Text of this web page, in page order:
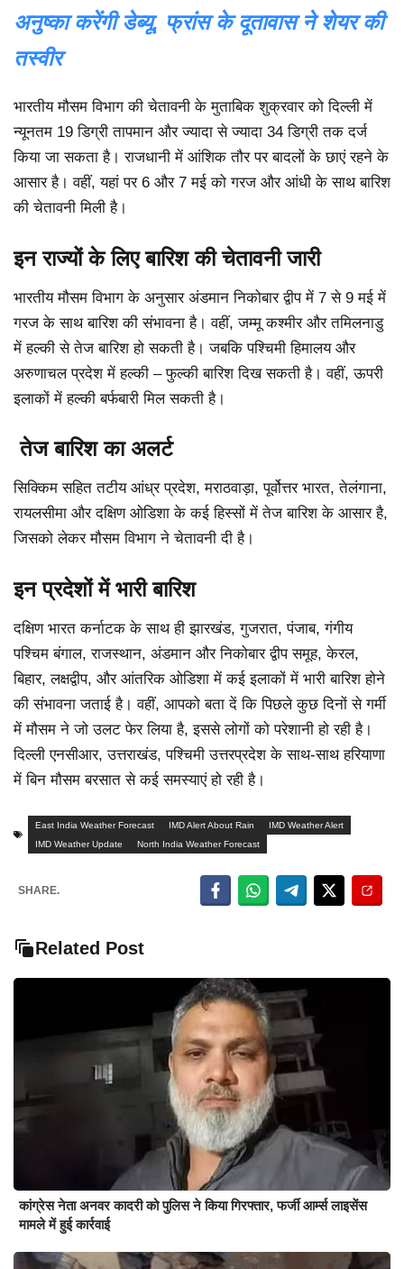
अनुष्का करेंगी डेब्यू, फ्रांस के दूतावास ने शेयर की
तस्वीर
भारतीय मौसम विभाग की चेतावनी के मुताबिक शुक्रवार को दिल्ली में
न्यूनतम 19 डिग्री तापमान और ज्यादा से ज्यादा 34 डिग्री तक दर्ज
किया जा सकता है। राजधानी में आंशिक तौर पर बादलों के छाएं रहने के
आसार है। वहीं, यहां पर 6 और 7 मई को गरज और आंधी के साथ बारिश
की चेतावनी मिली है।
इन राज्यों के लिए बारिश की चेतावनी जारी
भारतीय मौसम विभाग के अनुसार अंडमान निकोबार द्वीप में 7 से 9 मई में
गरज के साथ बारिश की संभावना है। वहीं, जम्मू कश्मीर और तमिलनाडु
में हल्की से तेज बारिश हो सकती है। जबकि पश्चिमी हिमालय और
अरुणाचल प्रदेश में हल्की – फुल्की बारिश दिख सकती है। वहीं, ऊपरी
इलाकों में हल्की बर्फबारी मिल सकती है।
तेज बारिश का अलर्ट
सिक्किम सहित तटीय आंध्र प्रदेश, मराठवाड़ा, पूर्वोत्तर भारत, तेलंगाना,
रायलसीमा और दक्षिण ओडिशा के कई हिस्सों में तेज बारिश के आसार है,
जिसको लेकर मौसम विभाग ने चेतावनी दी है।
इन प्रदेशों में भारी बारिश
दक्षिण भारत कर्नाटक के साथ ही झारखंड, गुजरात, पंजाब, गंगीय
पश्चिम बंगाल, राजस्थान, अंडमान और निकोबार द्वीप समूह, केरल,
बिहार, लक्षद्वीप, और आंतरिक ओडिशा में कई इलाकों में भारी बारिश होने
की संभावना जताई है। वहीं, आपको बता दें कि पिछले कुछ दिनों से गर्मी
में मौसम ने जो उलट फेर लिया है, इससे लोगों को परेशानी हो रही है।
दिल्ली एनसीआर, उत्तराखंड, पश्चिमी उत्तरप्रदेश के साथ-साथ हरियाणा
में बिन मौसम बरसात से कई समस्याएं हो रही है।
East India Weather Forecast IMD Alert About Rain
IMD Weather Alert
IMD Weather Update
North India Weather Forecast
SHARE.
Related Post
कांग्रेस नेता अनवर कादरी को पुलिस ने किया गिरफ्तार, फर्जी आर्म्स लाइसेंस
मामले में हुई कार्रवाई